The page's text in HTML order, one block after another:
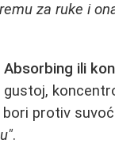
za ruke i
ili
protiv
.